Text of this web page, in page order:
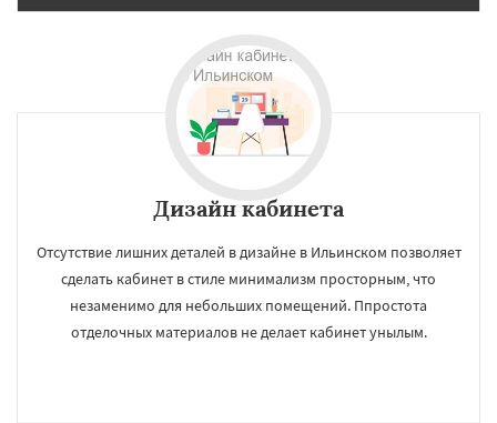
Дизайн кабинета
Отсутствие лишних деталей в дизайне в Ильинском позволяет
сделать кабинет в стиле минимализм просторным, что
незаменимо для небольших помещений. Ппростота
отделочных материалов не делает кабинет унылым.